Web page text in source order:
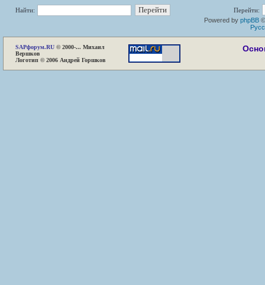
Найти:
Перейти:
Powered by phpBB
SAPфорум.RU © 2000-... Михаил
Вершков
Логотип © 2006 Андрей Горшков